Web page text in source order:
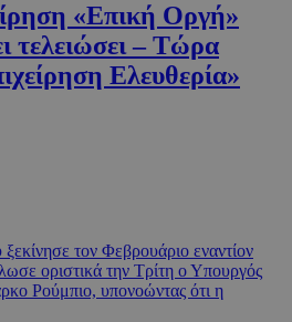
«Επική Οργή»
τελειώσει – Τώρα
Ελευθερία»
τον Φεβρουάριο εναντίον
οριστικά την Τρίτη ο Υπουργός
Ρούμπιο, υπονοώντας ότι η